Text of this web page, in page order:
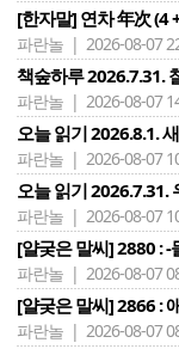
[한자말] 연차 年次 (4
파란놀 | 2026-08-07
책숲하루 2026.7.31.
파란놀 | 2026-08-07
오늘 읽기 2026.8.1.
파란놀 | 2026-08-07
오늘 읽기 2026.7.31.
파란놀 | 2026-08-07
[얄궂은 말씨] 2880 : -
파란놀 | 2026-08-07
[얄궂은 말씨] 2866 :
파란놀 | 2026-08-07